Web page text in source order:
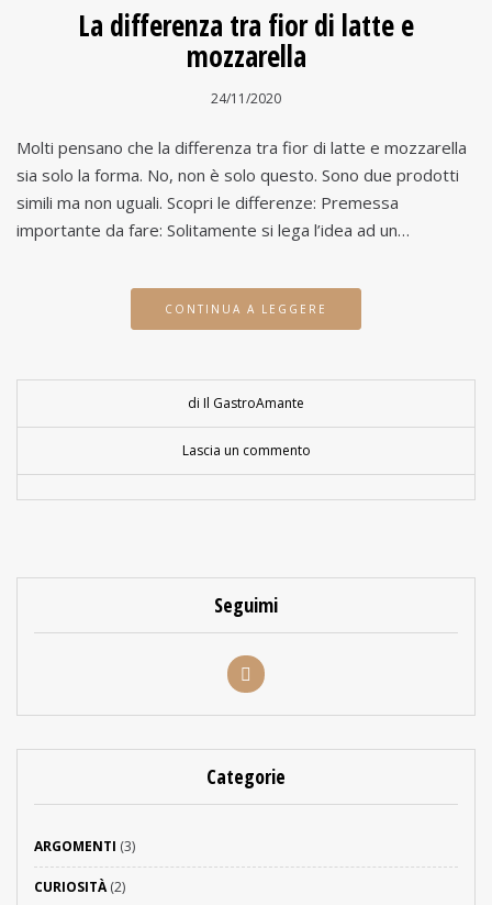
La differenza tra fior di latte e
mozzarella
24/11/2020
Molti pensano che la differenza tra fior di latte e mozzarella
sia solo la forma. No, non è solo questo. Sono due prodotti
simili ma non uguali. Scopri le differenze: Premessa
importante da fare: Solitamente si lega l’idea ad un…
CONTINUA A LEGGERE
di Il GastroAmante
Lascia un commento
Seguimi
Categorie
ARGOMENTI (3)
CURIOSITÀ(2)